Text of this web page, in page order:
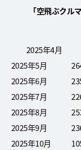
「空飛ぶク
2025年4月
2025年5月
2025年6月
2025年7月
2025年8月
2025年9月
2025年10月